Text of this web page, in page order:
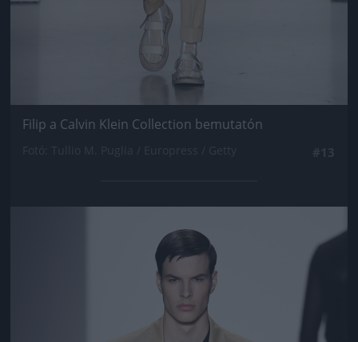
Filip a Calvin Klein Collection bemutatón
Jön még kép!